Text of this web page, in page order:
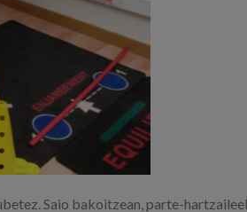
Saio bakoitzean, parte-